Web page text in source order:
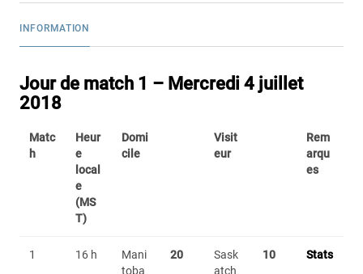
INFORMATION
Jour de match 1 – Mercredi 4 juillet
2018
Matc
h
Heur
e
local
e
(MS
T)
Domi
cile
Visit
eur
Rem
arqu
es
1 16 h
Mani
toba
20
Sask
atch
10 Stats